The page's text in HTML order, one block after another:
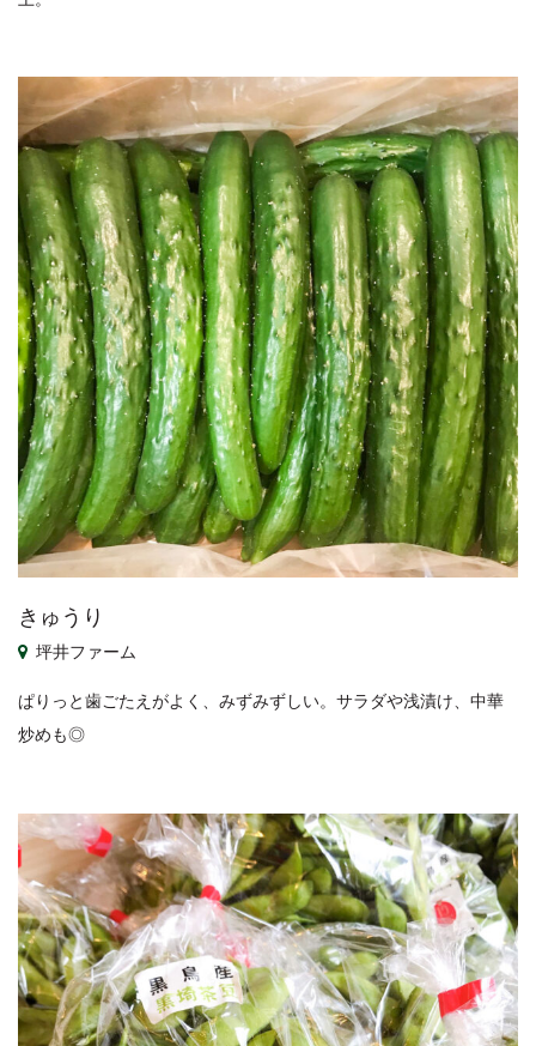
きゅうり
坪井ファーム
ぱりっと歯ごたえがよく、みずみずしい。サラダや浅漬け、中華
炒めも◎